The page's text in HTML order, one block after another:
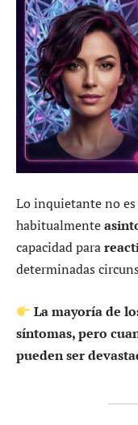
Lo inquietante no es
habitualmente
capacidad para
determinadas
La mayoría de
síntomas, pero
pueden ser